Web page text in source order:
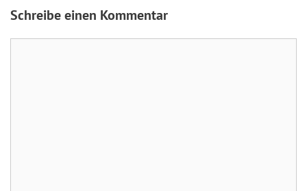
Schreibe einen Kommentar